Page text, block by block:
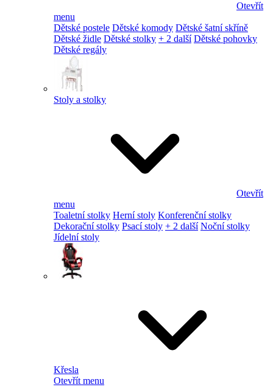
Otevřít
menu
Dětské postele Dětské komody Dětské šatní skříně
Dětské židle Dětské stolky + 2 další Dětské pohovky
Dětské regály
Stoly a stolky
Otevřít
menu
Toaletní stolky Herní stoly Konferenční stolky
Dekorační stolky Psací stoly + 2 další Noční stolky
Jídelní stoly
Křesla
Otevřít menu